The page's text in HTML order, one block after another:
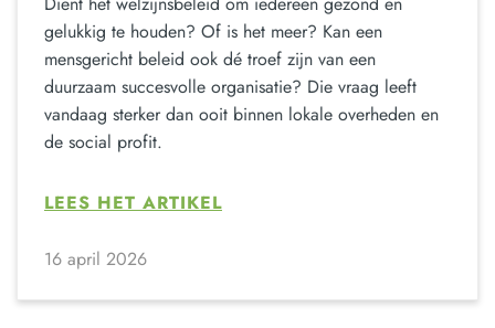
gelukkig te houden? Of is het meer? Kan een
mensgericht beleid ook dé troef zijn van een
duurzaam succesvolle organisatie? Die vraag leeft
vandaag sterker dan ooit binnen lokale overheden en
de social profit.
LEES HET ARTIKEL
16 april 2026